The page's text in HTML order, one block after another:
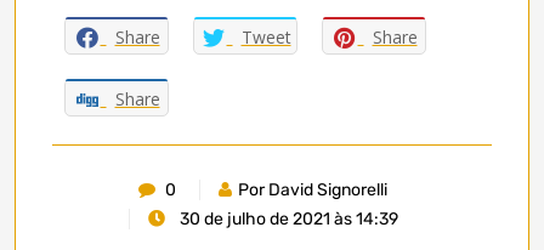
Share Tweet Share
Share
0
Por David Signorelli
30 de julho de 2021 às 14:39